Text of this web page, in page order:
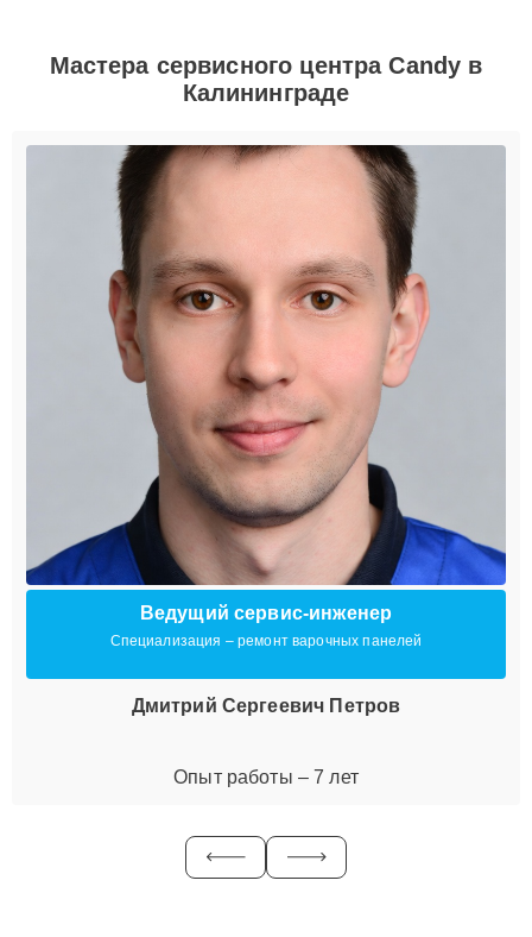
Мастера сервисного центра Candy в
Калининграде
Ведущий сервис-инженер
Специализация – ремонт варочных панелей
Дмитрий Сергеевич Петров
Опыт работы – 7 лет